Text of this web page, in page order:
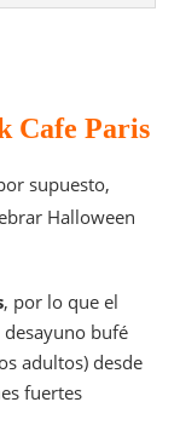
Cafe Paris
supuesto,
Halloween
, por lo que el
bufé
adultos) desde
fuertes